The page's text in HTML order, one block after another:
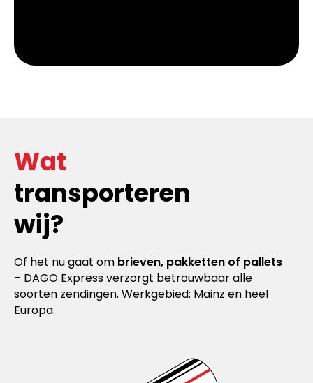
Wat
transporteren
wij?
Of het nu gaat om brieven, pakketten of pallets
– DAGO Express verzorgt betrouwbaar alle
soorten zendingen. Werkgebied: Mainz en heel
Europa.